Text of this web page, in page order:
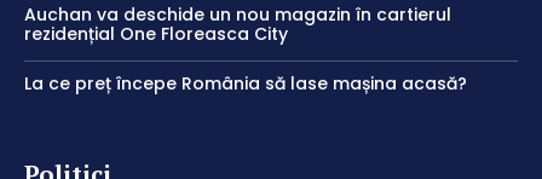
Auchan va deschide un nou magazin în cartierul
rezidențial One Floreasca City
La ce preț începe România să lase mașina acasă?